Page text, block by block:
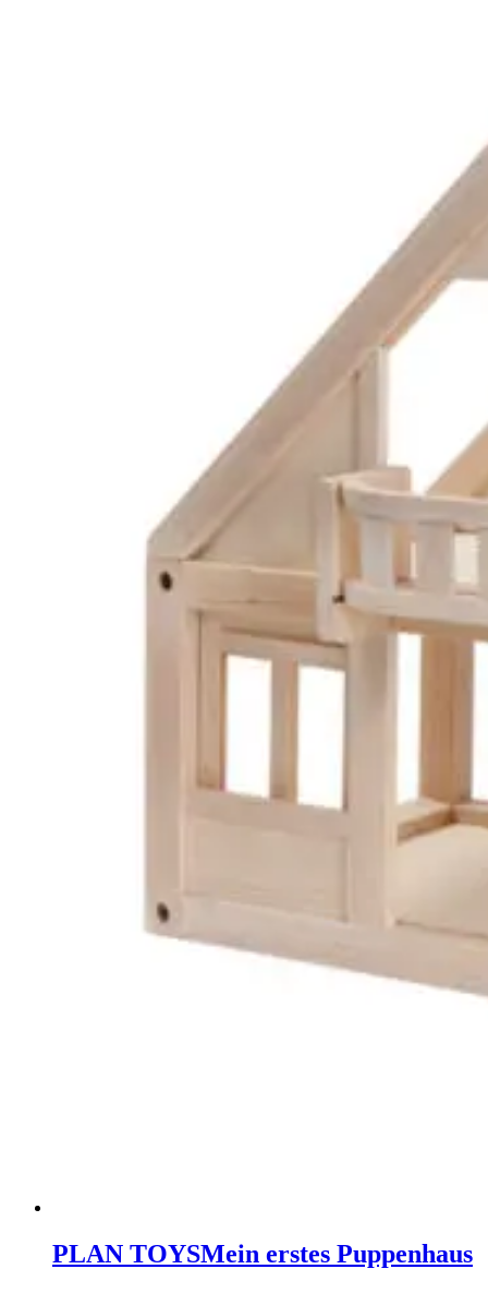
PLAN TOYSMein erstes Puppenhaus